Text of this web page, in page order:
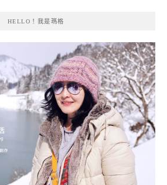
HELLO！我是瑪格